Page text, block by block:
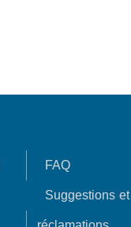
FAQ
Suggestions et